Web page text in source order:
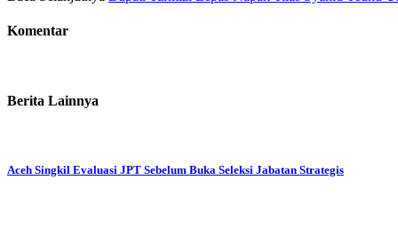
Komentar
Berita Lainnya
Aceh Singkil Evaluasi JPT Sebelum Buka Seleksi Jabatan Strategis